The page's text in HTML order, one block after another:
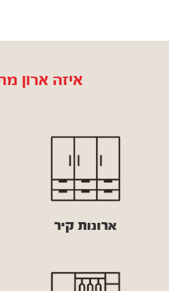
איזה ארון
ארונות קיר